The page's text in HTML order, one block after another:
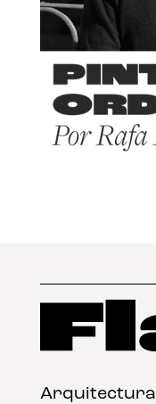
Arquitectura